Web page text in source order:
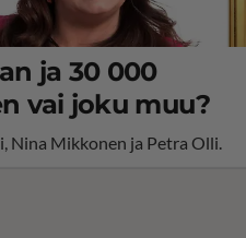
ja 30 000
vai joku muu?
Nina Mikkonen ja Petra Olli.